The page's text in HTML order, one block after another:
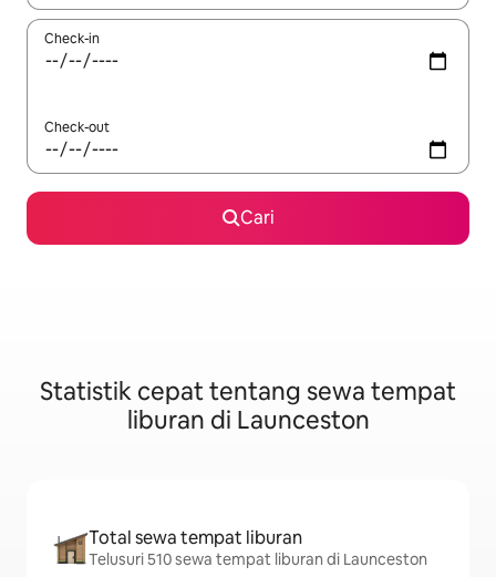
Check-in
Check-out
Cari
Statistik cepat tentang sewa tempat
liburan di Launceston
Total sewa tempat liburan
Telusuri 510 sewa tempat liburan di Launceston